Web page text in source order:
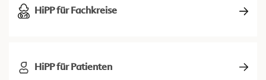
HiPP für Fachkreise
HiPP für Patienten